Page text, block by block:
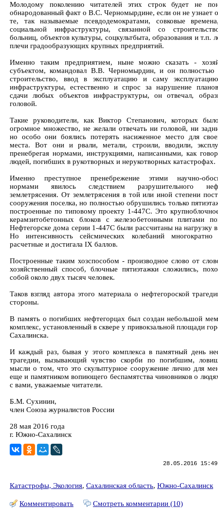
Молодому поколению читателей этих строк будет не
обнародованный факт о В.С. Черномырдине, если он не узнает
те, так называемые псевдодемократами, совковые
социальной инфраструктуры, связанной со
больниц, объектов культуры, соцкультбыта, образования и т.п.
плечи градообразующих крупных предприятий.
Именно таким предприятием, ныне можно сказать -
субъектом, командовал В.В. Черномырдин, и он полностью
строительство, ввод в эксплуатацию и саму
инфраструктуры, естественно и спрос за нарушение
сдачи любых объектов инфраструктуры, он отвечал,
головой.
Такие руководители, как Виктор Степанович, которых
огромное множество, не желали отвечать ни головой, ни
но особо они боялись потерять насиженное место для
места. Вот они и рвали, метали, строили, вводили,
пренебрегая нормами, инструкциями, написанными, как
людей, погибших в рукотворных и нерукотворных катастрофах.
Именно преступное пренебрежение этими научно-
нормами явилось следствием разрушительного
землетрясения. От землетрясения в той или иной степени
сооружения поселка, но полностью обрушились только
построенные по типовому проекту 1-447С. Это
керамзитобетонных блоков с железобетонными плитами
Нефтегорске дома серии 1-447С были рассчитаны на нагрузку
Но интенсивность сейсмических колебаний многократно
расчетные и достигала IX баллов.
Построенные таким хозспособом - производное слово от
хозяйственный способ, блочные пятиэтажки сложились,
собой около двух тысяч человек.
Таков взгляд автора этого материала о нефтегороской
стороны.
В память о погибших нефтегорцах был создан небольшой
комплекс, установленный в сквере у привокзальной площади
Сахалинска.
И каждый раз, бывая у этого комплекса в памятный день
трагедии, вызывающий чувство скорби по погибшим,
мысли о том, что это скульптурное сооружение лично для
еще и памятником вопиющего беспамятства чиновников о
с вами, уважаемые читатели.
Б.М. Сухинин,
член Союза журналистов России
28 мая 2016 года
г. Южно-Сахалинск
28.05.2016
Катастрофы, Экология, Сахалинская область, Южно-Сахалинск
Комментировать Смотреть комментарии (10)